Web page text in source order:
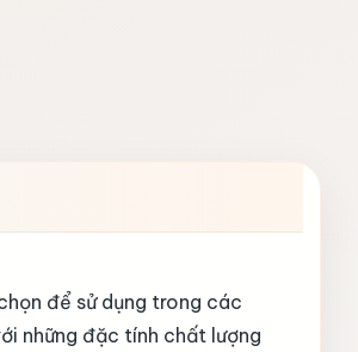
để sử dụng trong các
những đặc tính chất lượng